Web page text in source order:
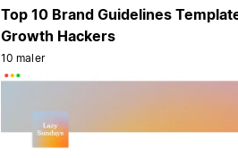
Top 10 Brand Guidelines
Growth Hackers
10 maler